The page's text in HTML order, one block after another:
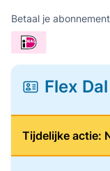
Betaal je
Flex
Tijdelijke actie: